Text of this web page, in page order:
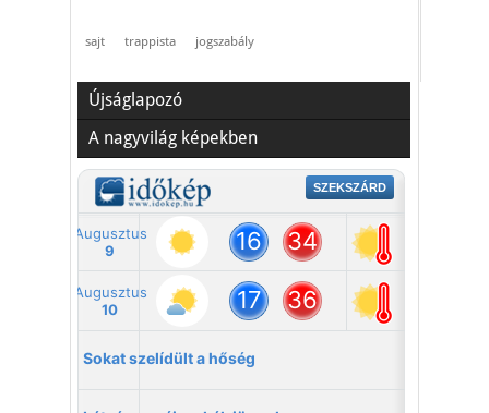
sajt trappista jogszabály
Újságlapozó
A nagyvilág képekben